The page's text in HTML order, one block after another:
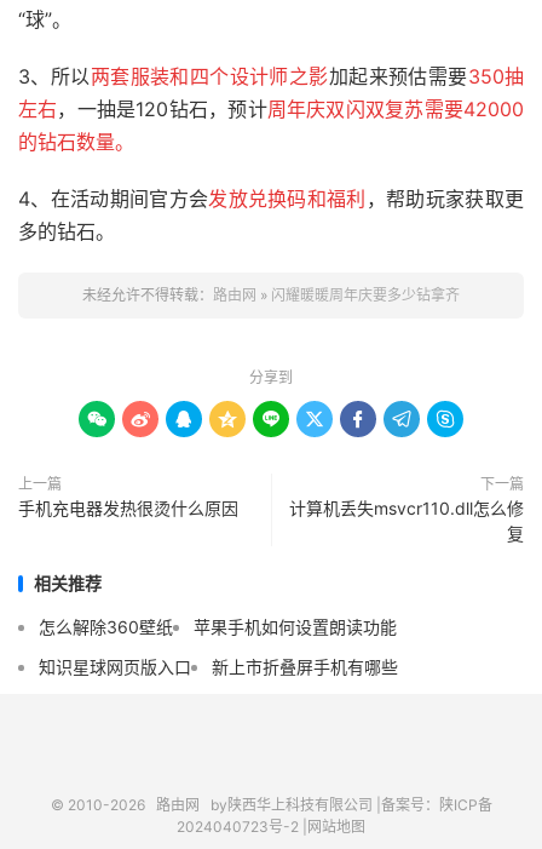
“球”。
3、所以两套服装和四个设计师之影加起来预估需要350抽
左右，一抽是120钻石，预计周年庆双闪双复苏需要42000
的钻石数量。
4、在活动期间官方会发放兑换码和福利 ，帮助玩家获取更
多的钻石。
未经允许不得转载： 路由网 » 闪耀暖暖周年庆要多少钻拿齐
分享到
        
上一篇
手机充电器发热很烫什么原因
下一篇
计算机丢失msvcr110.dll怎么修
复
相关推荐
怎么解除360壁纸
苹果手机如何设置朗读功能
知识星球网页版入口
新上市折叠屏手机有哪些
© 2010-2026 路由网 by陕西华上科技有限公司 | 备案号：陕ICP备
2024040723号-2 | 网站地图